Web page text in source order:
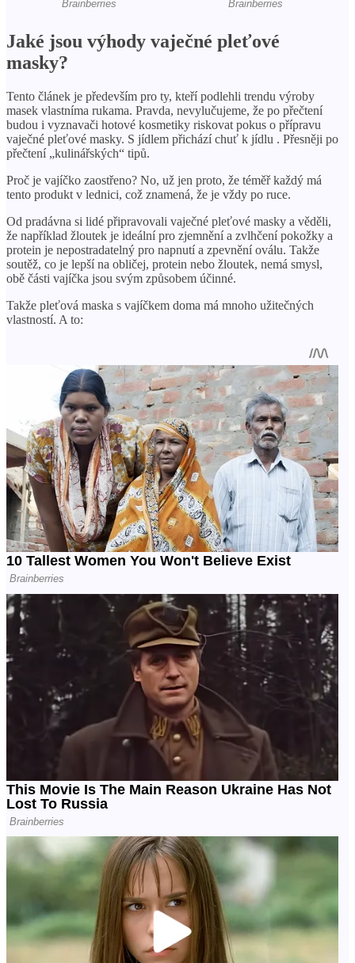
Jaké jsou výhody vaječné pleťové
masky?
Tento článek je především pro ty, kteří podlehli trendu výroby
masek vlastníma rukama. Pravda, nevylučujeme, že po přečtení
budou i vyznavači hotové kosmetiky riskovat pokus o přípravu
vaječné pleťové masky. S jídlem přichází chuť k jídlu . Přesněji po
přečtení „kulinářských“ tipů.
Proč je vajíčko zaostřeno? No, už jen proto, že téměř každý má
tento produkt v lednici, což znamená, že je vždy po ruce.
Od pradávna si lidé připravovali vaječné pleťové masky a věděli,
že například žloutek je ideální pro zjemnění a zvlhčení pokožky a
protein je nepostradatelný pro napnutí a zpevnění oválu. Takže
soutěž, co je lepší na obličej, protein nebo žloutek, nemá smysl,
obě části vajíčka jsou svým způsobem účinné.
Takže pleťová maska ​​s vajíčkem doma má mnoho užitečných
vlastností. A to: